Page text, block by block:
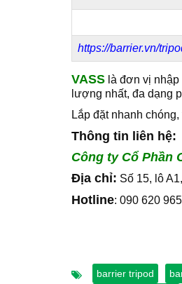
https://barrier.vn/
VASS là đơn vị
lượng nhất, đa dạng
Lắp đặt nhanh
Thông tin liên hệ:
Công ty Cổ Phần
Địa chỉ: Số 15, lô
Hotline: 090 620
barrier tripod